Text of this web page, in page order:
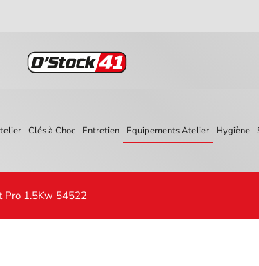
Clés à Choc Entretien Equipements Atelier Hygiène
Pro 1.5Kw 54522